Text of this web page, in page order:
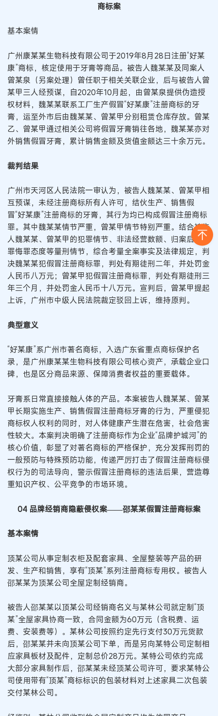
商标案
基本案情
广州康某某生物科技有限公司于2019年8月28日注册“好某
康”商标，核定使用于牙膏等商品。被告人魏某某及同案人
曾某泉（另案处理）曾任职于相关关联企业，后与被告人曾
某甲三人经预谋，自2020年10月起，由曾某泉提供伪造授
权材料，魏某某联系工厂生产假冒“好某康”注册商标的牙
膏，运至外市后由魏某某、曾某甲分别租赁仓库存放。曾某
乙、曾某甲通过相关公司将假冒牙膏销往各地，魏某某亦对
外销售假冒牙膏，累计销售金额及货值金额达三十余万元。
裁判结果
广州市天河区人民法院一审认为，被告人魏某某、曾某甲相
互预谋，未经注册商标所有人许可，结伙生产、销售假
冒“好某康”注册商标的牙膏，其行为均已构成假冒注册商标
罪。其中魏某某情节严重，曾某甲情节特别严重。结合被告
人魏某某、曾某甲的犯罪情节、非法经营数额、归案后的认
罪悔罪态度等量刑情节，综合考量全案事实及法律规定，判
决魏某某犯假冒注册商标罪，判处有期徒刑二年，并处罚金
人民币八万元；曾某甲犯假冒注册商标罪，判处有期徒刑三
年三个月，并处罚金人民币十八万元。宣判后，曾某甲提起
上诉，广州市中级人民法院裁定驳回上诉，维持原判。
典型意义
“好某康”系广州市著名商标，入选广东省重点商标保护名
录，是广州康某某生物科技有限公司核心资产，承载企业口
碑，也是区分商品来源、保障消费者权益的重要载体。
牙膏系日常直接接触人体的产品。本案被告人魏某某、曾某
甲长期实施生产、销售假冒注册商标牙膏的行为，严重侵犯
商标权人权利的同时，对人体健康产生潜在危害，社会危害
性较大。本案判决明确了注册商标作为企业“品牌护城河”的
核心价值，彰显了对著名商标的严格保护，充分发挥刑罚的
一般预防与特殊预防功能，传递严厉打击了假冒注册商标侵
权行为的司法导向，警示假冒注册商标的违法后果，营造尊
重知识产权、公平竞争的市场环境。
04 品牌经销商隐蔽侵权案——邵某某假冒注册商标案
基本案情
顶某公司从事定制衣柜及配套家具、全屋整装等产品的研
发、生产和销售，享有“顶某”系列注册商标专用权。被告人
邵某某为顶某公司全屋定制经销商。
被告人邵某某以顶某公司经销商名义与某林公司就定制“顶
某”全屋家具协商一致，合同金额为60万元（含税费、运
费、安装费等）。某林公司按照约定先行支付30万元货款
后，邵某某并未向顶某公司下单，而是另向某特公司定制相
应家具板材及配件，定制总价28万元。某特公司依约完成
大部分家具制作后，邵某某未经顶某公司许可，要求某特公
司使用带有“顶某”商标标识的包装材料对上述家具二次包装
交付某林公司。